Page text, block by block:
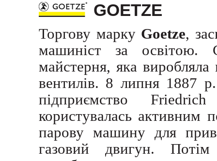
GOETZE
Торгову марку Goetze,
машиніст за освітою.
майстерня, яка
вентилів. 8 липня 1887
підприємство
користувалась активним
парову машину для
газовий двигун.